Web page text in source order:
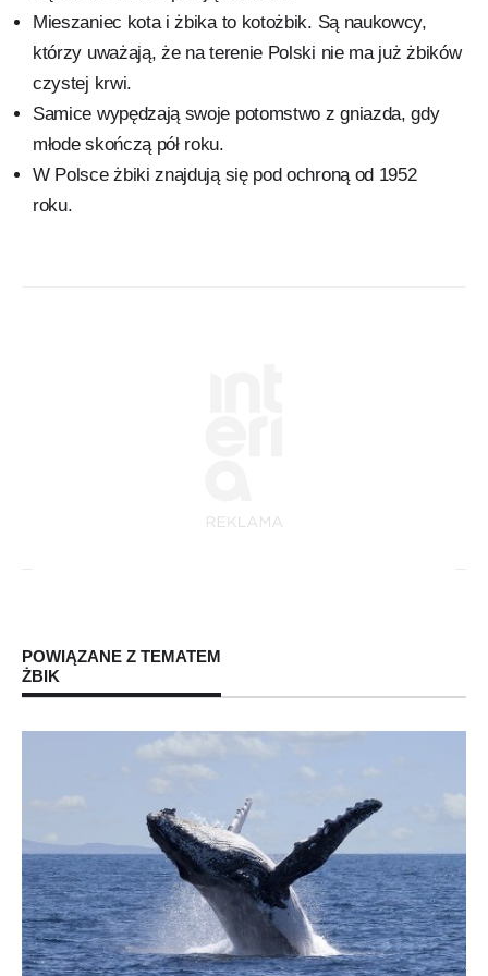
Mieszaniec kota i żbika to kotożbik. Są naukowcy,
którzy uważają, że na terenie Polski nie ma już żbików
czystej krwi.
Samice wypędzają swoje potomstwo z gniazda, gdy
młode skończą pół roku.
W Polsce żbiki znajdują się pod ochroną od 1952
roku.
POWIĄZANE Z TEMATEM
ŻBIK